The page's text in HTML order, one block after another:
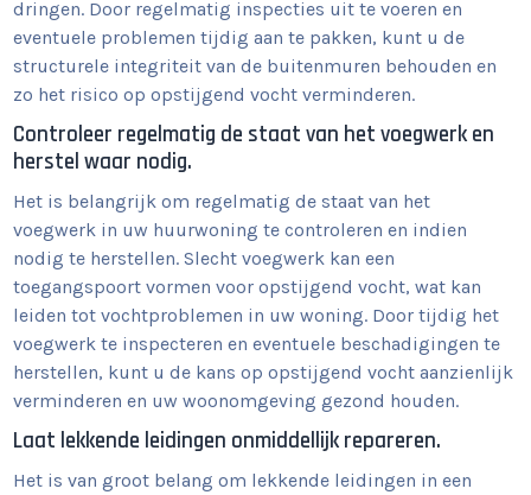
dringen. Door regelmatig inspecties uit te voeren en
eventuele problemen tijdig aan te pakken, kunt u de
structurele integriteit van de buitenmuren behouden en
zo het risico op opstijgend vocht verminderen.
Controleer regelmatig de staat van het voegwerk en
herstel waar nodig.
Het is belangrijk om regelmatig de staat van het
voegwerk in uw huurwoning te controleren en indien
nodig te herstellen. Slecht voegwerk kan een
toegangspoort vormen voor opstijgend vocht, wat kan
leiden tot vochtproblemen in uw woning. Door tijdig het
voegwerk te inspecteren en eventuele beschadigingen te
herstellen, kunt u de kans op opstijgend vocht aanzienlijk
verminderen en uw woonomgeving gezond houden.
Laat lekkende leidingen onmiddellijk repareren.
Het is van groot belang om lekkende leidingen in een